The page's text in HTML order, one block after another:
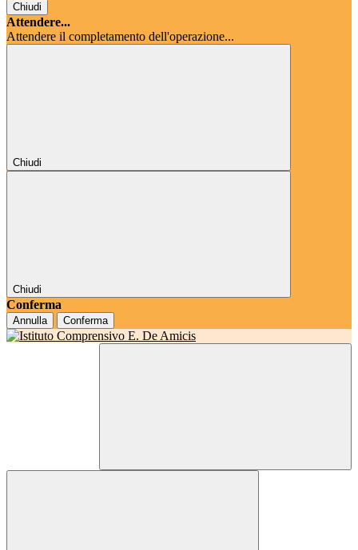
Chiudi
Attendere...
Attendere il completamento dell'operazione...
Chiudi
Chiudi
Conferma
Annulla Conferma